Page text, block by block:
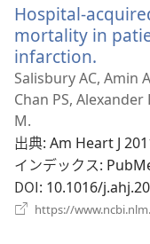
Hospital-
mortality in
infarction.
し
い
ブ
で
開
く）
Salisbury AC, Amin
Chan PS, Alexander
M.
出典‎: Am Heart J
インデックス‎:
DOI‎: 10.1016/
https://